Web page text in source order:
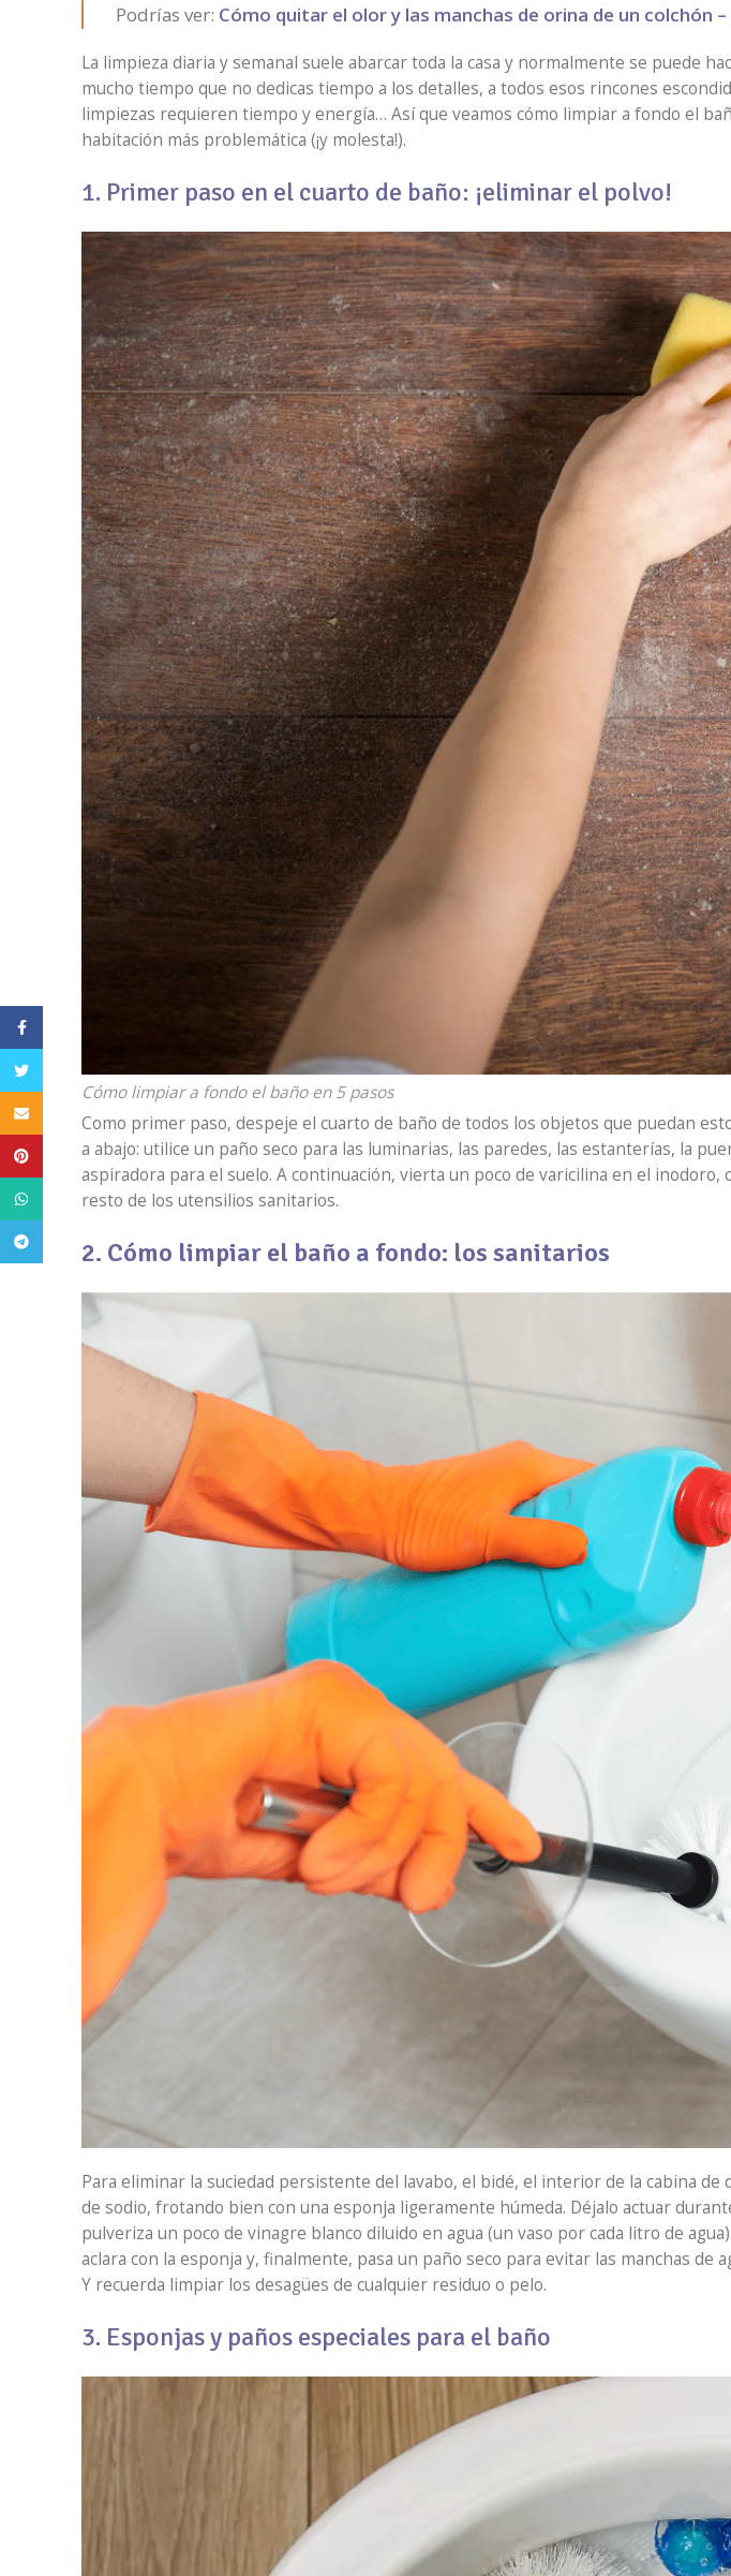
Podrías ver: Cómo quitar el olor y las manchas de orina de un colchón
La limpieza diaria y semanal suele abarcar toda la casa y normalmente se puede
mucho tiempo que no dedicas tiempo a los detalles, a todos esos rincones
limpiezas requieren tiempo y energía… Así que veamos cómo limpiar a fondo el
habitación más problemática (¡y molesta!).
1. Primer paso en el cuarto de baño: ¡eliminar el polvo!
Cómo limpiar a fondo el baño en 5 pasos
Como primer paso, despeje el cuarto de baño de todos los objetos que puedan
a abajo: utilice un paño seco para las luminarias, las paredes, las estanterías, la
aspiradora para el suelo. A continuación, vierta un poco de varicilina en el
resto de los utensilios sanitarios.
2. Cómo limpiar el baño a fondo: los sanitarios
Para eliminar la suciedad persistente del lavabo, el bidé, el interior de la cabina
de sodio, frotando bien con una esponja ligeramente húmeda. Déjalo actuar
pulveriza un poco de vinagre blanco diluido en agua (un vaso por cada litro de
aclara con la esponja y, finalmente, pasa un paño seco para evitar las manchas de
Y recuerda limpiar los desagües de cualquier residuo o pelo.
3. Esponjas y paños especiales para el baño
Twitter
Email
Pinterest
WhatsApp
Telegram